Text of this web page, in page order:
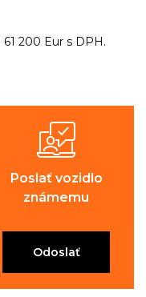
200 Eur s DPH.
Poslať vozidlo
známemu
Odoslať